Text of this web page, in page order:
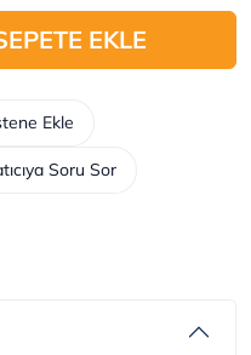
EKLE
Ekle
Soru Sor